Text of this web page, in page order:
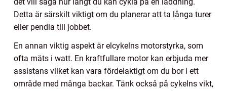
Detta är särskilt viktigt om du planerar att ta långa turer
eller pendla till jobbet.
En annan viktig aspekt är elcykelns motorstyrka, som
ofta mäts i watt. En kraftfullare motor kan erbjuda mer
assistans vilket kan vara fördelaktigt om du bor i ett
område med många backar. Tänk också på cykelns vikt,